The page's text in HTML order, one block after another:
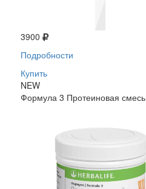
3900
Подробности
Купить
NEW
Формула 3 Протеиновая смесь